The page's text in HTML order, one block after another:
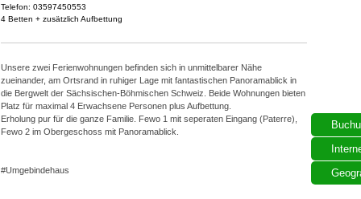
Telefon: 03597450553
4 Betten + zusätzlich Aufbettung
Unsere zwei Ferienwohnungen befinden sich in unmittelbarer Nähe
zueinander, am Ortsrand in ruhiger Lage mit fantastischen Panoramablick in
die Bergwelt der Sächsischen-Böhmischen Schweiz. Beide Wohnungen bieten
Platz für maximal 4 Erwachsene Personen plus Aufbettung.
Erholung pur für die ganze Familie. Fewo 1 mit seperaten Eingang (Paterre),
Fewo 2 im Obergeschoss mit Panoramablick.
#Umgebindehaus